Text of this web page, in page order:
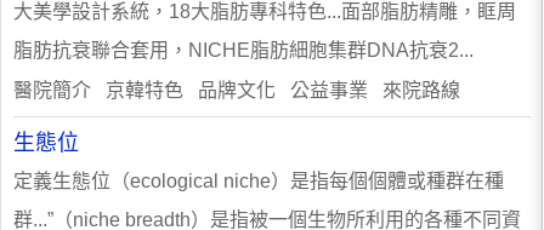
大美學設計系統，18大脂肪專科特色...面部脂肪精雕，眶周
脂肪抗衰聯合套用，NICHE脂肪細胞集群DNA抗衰2...
醫院簡介 京韓特色 品牌文化 公益事業 來院路線
生態位
定義生態位（ecological niche）是指每個個體或種群在種
群...”（niche breadth）是指被一個生物所利用的各種不同資